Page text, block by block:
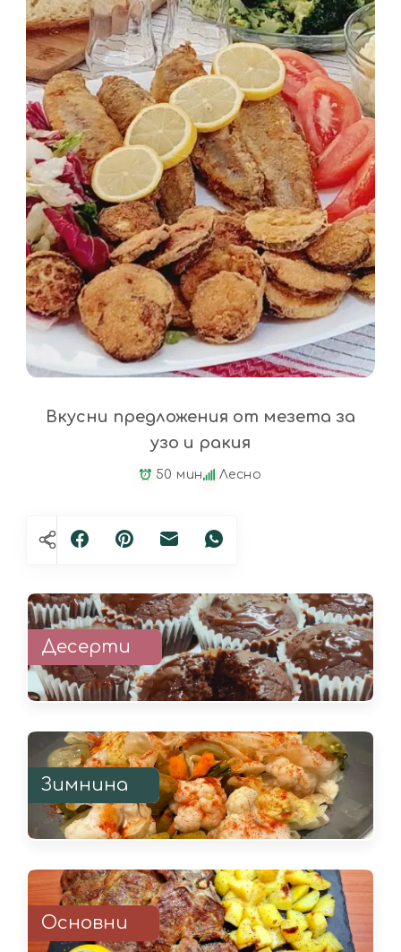
Вкусни предложения от мезета за
узо и ракия
50 мин Лесно
Десерти
Зимнина
Основни